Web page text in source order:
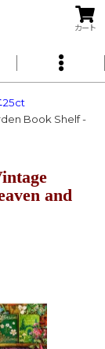
カート
25ct
Book Shelf -
and